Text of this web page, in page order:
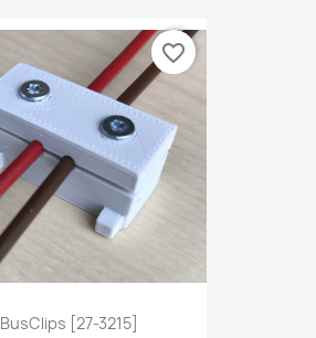
BusClips [27-3215]
favorite_border